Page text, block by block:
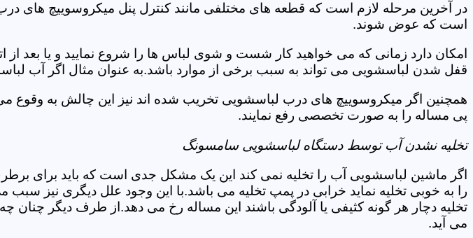
در آخرین مرحله لازم است که قطعه های مختلفی مانند کنترل پنل میکروسوییچ های
است که عوض شوند.
امکان دارد زمانی که می خواهید کار شست و شوی لباس ها را شروع نمایید و یا بعد
قفل شدن لباسشویی می تواند به سبب برخی از موارد باشد.به عنوان مثال اگر آب
همچنین اگر میکروسوییچ های درب لباسشویی تخریب شده اند نیز این چالش به وقوع
پی مساله را به صورت تخصصی رفع نمایند.
تخلیه نشدن آب توسط دستگاه لباسشویی سامسونگ
اگر ماشین لباسشویی آب را تخلیه نمی کند این یک مشکل جدی است که باید برای
را به خوبی تخلیه نماید خرابی در پمپ تخلیه می باشد.با این وجود علل دیگری نیز
تخلیه دچار هر گونه کثیفی یا آلودگی باشند این مساله رخ می دهد.از طرف دیگر
می آید.